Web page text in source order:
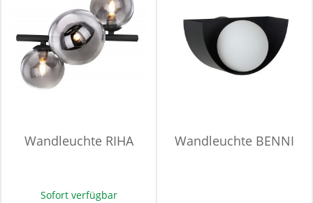
Wandleuchte RIHA
Sofort verfügbar
Wandleuchte BENNI